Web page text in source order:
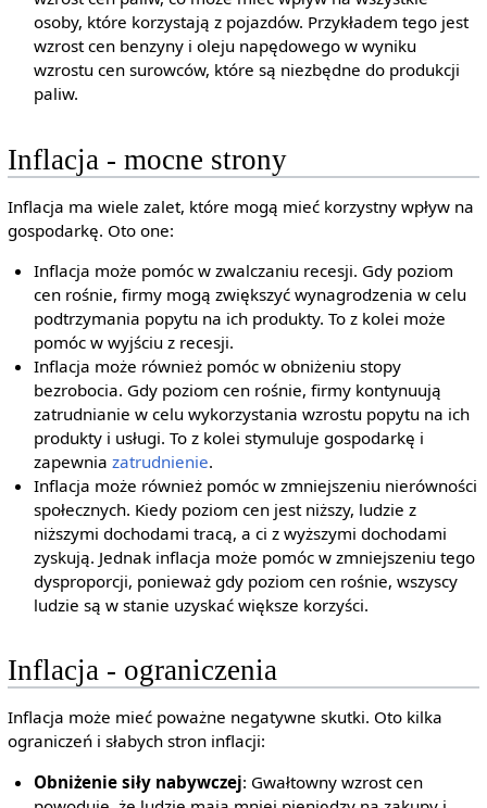
osoby, które korzystają z pojazdów. Przykładem tego jest
wzrost cen benzyny i oleju napędowego w wyniku
wzrostu cen surowców, które są niezbędne do produkcji
paliw.
Inflacja - mocne strony
Inflacja ma wiele zalet, które mogą mieć korzystny wpływ na
gospodarkę. Oto one:
Inflacja może pomóc w zwalczaniu recesji. Gdy poziom
cen rośnie, firmy mogą zwiększyć wynagrodzenia w celu
podtrzymania popytu na ich produkty. To z kolei może
pomóc w wyjściu z recesji.
Inflacja może również pomóc w obniżeniu stopy
bezrobocia. Gdy poziom cen rośnie, firmy kontynuują
zatrudnianie w celu wykorzystania wzrostu popytu na ich
produkty i usługi. To z kolei stymuluje gospodarkę i
zapewniazatrudnienie.
Inflacja może również pomóc w zmniejszeniu nierówności
społecznych. Kiedy poziom cen jest niższy, ludzie z
niższymi dochodami tracą, a ci z wyższymi dochodami
zyskują. Jednak inflacja może pomóc w zmniejszeniu tego
dysproporcji, ponieważ gdy poziom cen rośnie, wszyscy
ludzie są w stanie uzyskać większe korzyści.
Inflacja - ograniczenia
Inflacja może mieć poważne negatywne skutki. Oto kilka
ograniczeń i słabych stron inflacji:
Obniżenie siły nabywczej: Gwałtowny wzrost cen